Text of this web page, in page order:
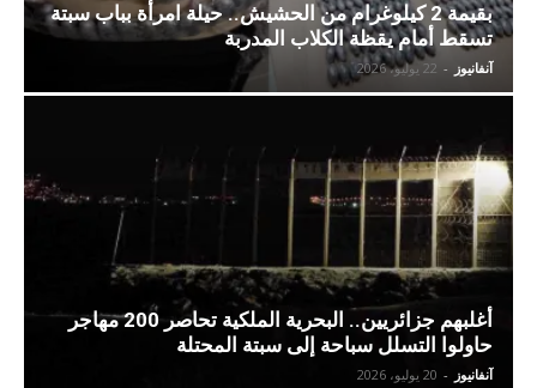
بقيمة 2 كيلوغرام من الحشيش.. حيلة امرأة بباب سبتة
تسقط أمام يقظة الكلاب المدربة
آنفانيوز - 22 يوليو، 2026
أغلبهم جزائريين.. البحرية الملكية تحاصر 200 مهاجر
حاولوا التسلل سباحة إلى سبتة المحتلة
آنفانيوز - 20 يوليو، 2026